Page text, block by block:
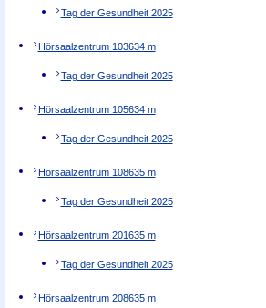
Tag der Gesundheit 2025
Hörsaalzentrum 103634 m
Tag der Gesundheit 2025
Hörsaalzentrum 105634 m
Tag der Gesundheit 2025
Hörsaalzentrum 108635 m
Tag der Gesundheit 2025
Hörsaalzentrum 201635 m
Tag der Gesundheit 2025
Hörsaalzentrum 208635 m